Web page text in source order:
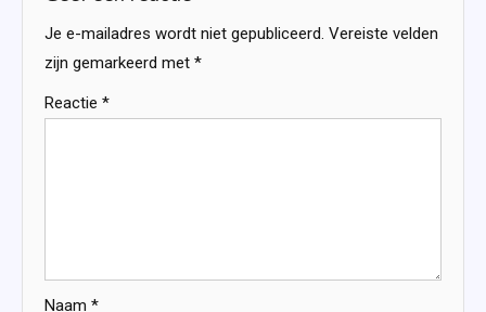
Je e-mailadres wordt niet gepubliceerd. Vereiste velden
zijn gemarkeerd met *
Reactie *
Naam *